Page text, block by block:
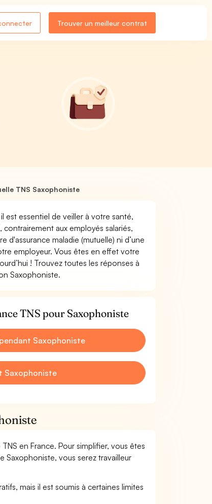
Trouver un meilleur contrat
TNS Saxophoniste
est essentiel de veiller à votre santé,
aux employés salariés,
maladie (mutuelle) ni d’une
employeur. Vous êtes en effet votre
! Trouvez toutes les réponses à
Saxophoniste.
TNS pour Saxophoniste
Saxophoniste
Saxophoniste
en France. Pour simplifier, vous êtes
Saxophoniste, vous serez travailleur
mais il est soumis à certaines limites